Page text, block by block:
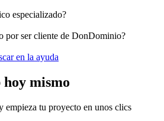
especializado?
por ser cliente de DonDominio?
en la ayuda
mismo
empieza tu proyecto en unos clics